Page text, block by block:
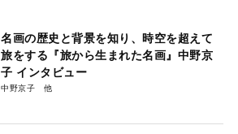
名画の歴史と背景を知り、時空を超えて
旅をする『旅から生まれた名画』中野京
子 インタビュー
中野京子